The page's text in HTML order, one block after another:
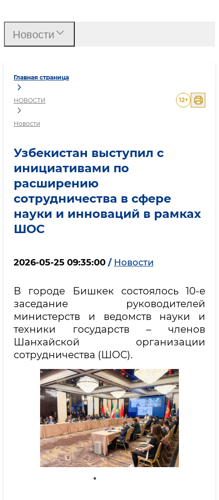
Главная страница
НОВОСТИ
Новости
12+
Узбекистан выступил с
инициативами по
расширению
сотрудничества в сфере
науки и инноваций в рамках
ШОС
2026-05-25 09:35:00 / Новости
В городе Бишкек состоялось 10-е
заседание руководителей
министерств и ведомств науки и
техники государств – членов
Шанхайской организации
сотрудничества (ШОС).
Новости